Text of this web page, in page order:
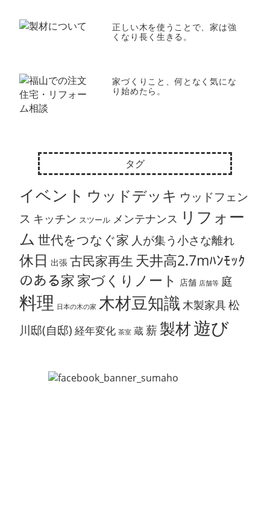
正しい木を使うことで、家は強
くなり長く生きる。
家づくりこと、何となく気にな
り始めたら。
タグ
イベント ウッドデッキ ウッドフェン
ス キッチン スツール メンテナンス リフォー
ム 世代をつなぐ家 人が集う小さな離れ
休日 出張 古民家再生 天井高2.7mﾊﾝﾓｯｸ
のある家 家づくりノート 店舗 店舗等 庭
料理 日本の木の家 木材豆知識 木製家具松
川邸(自邸) 経年変化 茶室 蔵 薪 製材遊び